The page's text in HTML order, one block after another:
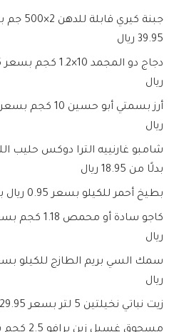
39.95 ريال
ريال
ريال
بدلًا من 18.95 ريال
بطيخ أحمر للكيلو بسعر 0.95 ريال بدلًا من 2.95 ريال
ريال
ريال
زيت نباتي نخيلتين 5 لتر بسعر 29.95 ريال بدلًا من 41.95 ريال